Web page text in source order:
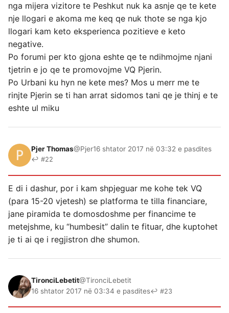
nga mijera vizitore te Peshkut nuk ka asnje qe te kete
nje llogari e akoma me keq qe nuk thote se nga kjo
llogari kam keto eksperienca pozitieve e keto
negative.
Po forumi per kto gjona eshte qe te ndihmojme njani
tjetrin e jo qe te promovojme VQ Pjerin.
Po Urbani ku hyn ne kete mes? Mos u merr me te
rinjte Pjerin se ti han arrat sidomos tani qe je thinj e te
eshte ul miku
Pjer Thomas@Pjer16 shtator 2017 në 03:32 e pasdites
↩ #22
E di i dashur, por i kam shpjeguar me kohe tek VQ
(para 15-20 vjetesh) se platforma te tilla financiare,
jane piramida te domosdoshme per financime te
metejshme, ku “humbesit” dalin te fituar, dhe kuptohet
je ti ai qe i regjistron dhe shumon.
TironciLebetit@TironciLebetit
16 shtator 2017 në 03:34 e pasdites↩ #23